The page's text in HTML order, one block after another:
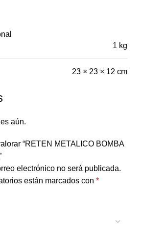
1 kg
23 × 23 × 12 cm
aún.
“RETEN METALICO BOMBA
electrónico no será publicada.
están marcados con *